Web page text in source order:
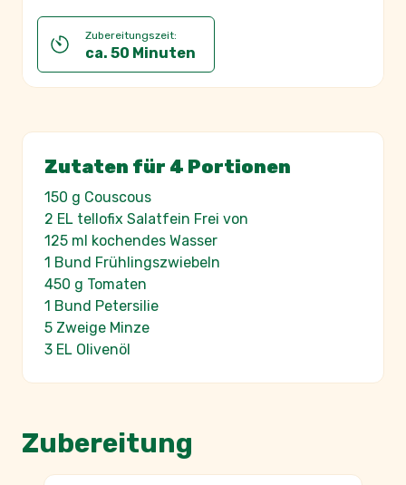
Zubereitungszeit:
ca. 50 Minuten
Zutaten für 4 Portionen
150 g Couscous
2 EL tellofix Salatfein Frei von
125 ml kochendes Wasser
1 Bund Frühlingszwiebeln
450 g Tomaten
1 Bund Petersilie
5 Zweige Minze
3 EL Olivenöl
Zubereitung